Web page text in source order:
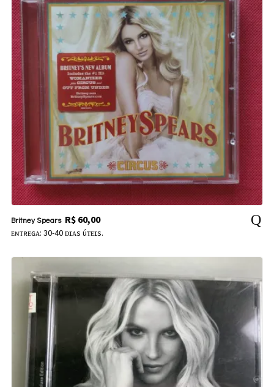
Britney Spears R$60,00
ᴇɴᴛʀᴇɢᴀ: 30-40 ᴅɪᴀs úᴛᴇɪs.